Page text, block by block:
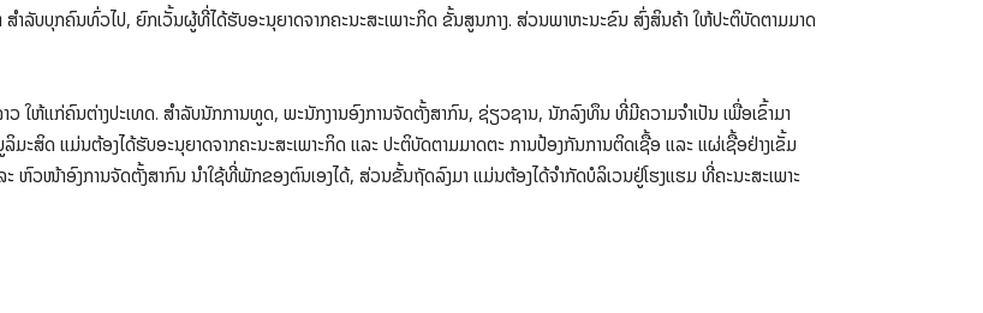
າລັບບຸກຄົນທົ່ວໄປ, ຍົກເວັ້ນຜູ້ທີ່ໄດ້ຮັບອະນຸຍາດຈາກຄະນະສະເພາະກິດ ຂັ້ນສູນກາງ. ສ່ວນພາຫະນະຂົນ ສົ່ງສິນຄ້າ ໃຫ້ປະຕິບັດຕາມມາດ
ໃຫ້ແກ່ຄົນຕ່າງປະເທດ. ສໍາລັບນັກການທູດ, ພະນັກງານອົງການຈັດຕັ້ງສາກົນ, ຊ່ຽວຊານ, ນັກລົງທຶນ ທີ່ມີຄວາມຈຳເປັນ ເພື່ອເຂົ້າມາ
ະສິດ ແມ່ນຕ້ອງໄດ້ຮັບອະນຸຍາດຈາກຄະນະສະເພາະກິດ ແລະ ປະຕິບັດຕາມມາດຕະ ການປ້ອງກັນການຕິດເຊື້ອ ແລະ ແຜ່ເຊື້ອຢ່າງເຂັ້ມ
ວໜ້າອົງການຈັດຕັ້ງສາກົນ ນຳໃຊ້ທີ່ພັກຂອງຕົນເອງໄດ້, ສ່ວນຂັ້ນຖັດລົງມາ ແມ່ນຕ້ອງໄດ້ຈຳກັດບໍລິເວນຢູ່ໂຮງແຮມ ທີ່ຄະນະສະເພາະ